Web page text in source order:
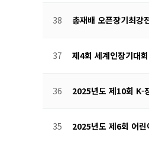
38 총재배 오픈장기최강
37 제4회 세계인장기대
36 2025년도 제10회 K-
35 2025년도 제6회 어린